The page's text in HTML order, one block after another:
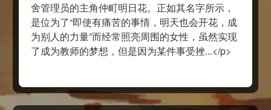
舍管理员的主角仲町明日花。正如其名字所示，
是位为了“即使有痛苦的事情，明天也会开花，成
为别人的力量”而经常照亮周围的女性，虽然实现
了成为教师的梦想，但是因为某件事受挫...</p>